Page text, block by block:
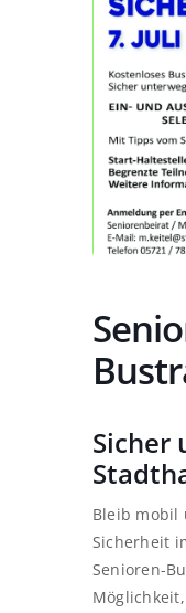
Sicher
Bleib mobil
Sicherheit
Senioren-